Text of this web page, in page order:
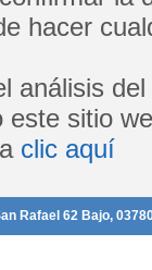
hacer
análisis
este sitio
clic aquí
Rafael 62 Bajo,